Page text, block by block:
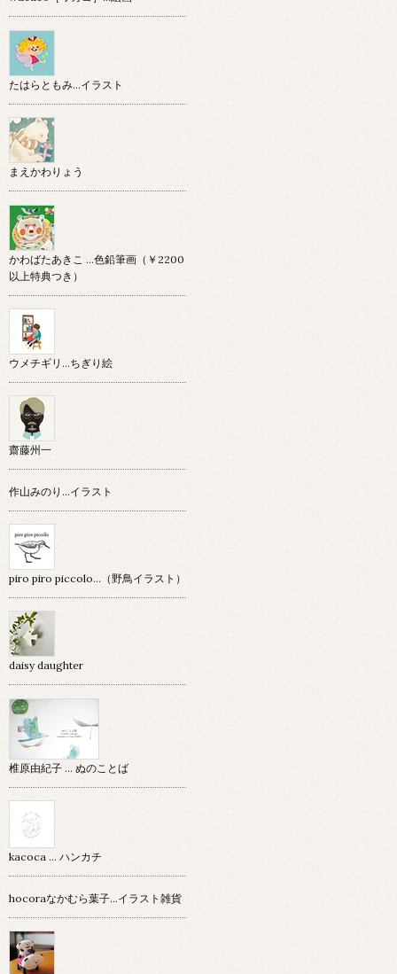
たはらともみ…イラスト
まえかわりょう
かわばたあきこ …色鉛筆画（￥2200
以上特典つき）
ウメチギリ…ちぎり絵
齋藤州一
作山みのり…イラスト
piro piro piccolo…（野鳥イラスト）
daisy daughter
椎原由紀子 ... ぬのことば
kacoca ... ハンカチ
hocoraなかむら葉子…イラスト雑貨